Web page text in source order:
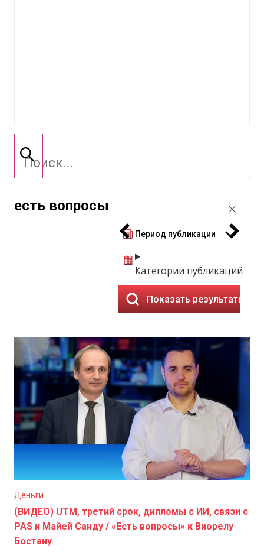
есть вопросы
Период публикации
Категории публикаций
Показать результаты
Деньги
(ВИДЕО) UTM, третий срок, дипломы с ИИ, связи с
PAS и Майей Санду / «Есть вопросы» к Виорелу
Бостану